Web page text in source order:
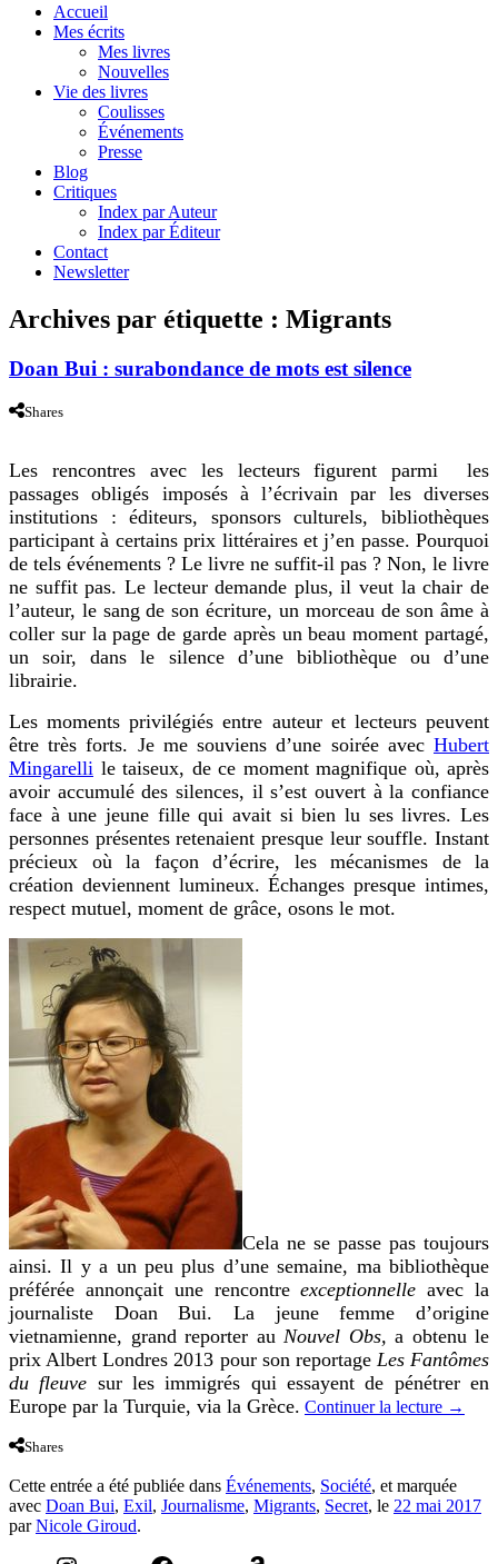
Accueil
Mes écrits
Mes livres
Nouvelles
Vie des livres
Coulisses
Événements
Presse
Blog
Critiques
Index par Auteur
Index par Éditeur
Contact
Newsletter
Archives par étiquette : Migrants
Doan Bui : surabondance de mots est silence
Shares
Les rencontres avec les lecteurs figurent parmi les
passages obligés imposés à l’écrivain par les diverses
institutions : éditeurs, sponsors culturels, bibliothèques
participant à certains prix littéraires et j’en passe. Pourquoi
de tels événements ? Le livre ne suffit-il pas ? Non, le livre
ne suffit pas. Le lecteur demande plus, il veut la chair de
l’auteur, le sang de son écriture, un morceau de son âme à
coller sur la page de garde après un beau moment partagé,
un soir, dans le silence d’une bibliothèque ou d’une
librairie.
Les moments privilégiés entre auteur et lecteurs peuvent
être très forts. Je me souviens d’une soirée avec Hubert
Mingarelli le taiseux, de ce moment magnifique où, après
avoir accumulé des silences, il s’est ouvert à la confiance
face à une jeune fille qui avait si bien lu ses livres. Les
personnes présentes retenaient presque leur souffle. Instant
précieux où la façon d’écrire, les mécanismes de la
création deviennent lumineux. Échanges presque intimes,
respect mutuel, moment de grâce, osons le mot.
Cela ne se passe pas toujours
ainsi. Il y a un peu plus d’une semaine, ma bibliothèque
préférée annonçait une rencontreexceptionnelleavec la
journaliste Doan Bui. La jeune femme d’origine
vietnamienne, grand reporter au Nouvel Obs, a obtenu le
prix Albert Londres 2013 pour son reportage Les Fantômes
du fleuve sur les immigrés qui essayent de pénétrer en
Europe par la Turquie, via la Grèce. Continuer la lecture →
Shares
Cette entrée a été publiée dans Événements, Société, et marquée
avec Doan Bui, Exil, Journalisme, Migrants, Secret, le 22 mai 2017
parNicole Giroud.